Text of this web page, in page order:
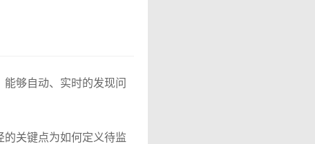
够自动、实时的发现问
关键点为如何定义待监